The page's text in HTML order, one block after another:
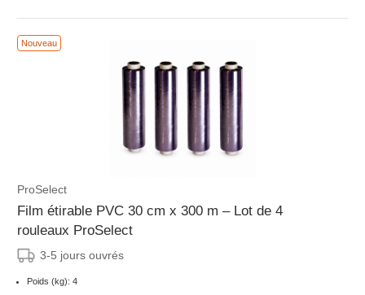
Nouveau
ProSelect
Film étirable PVC 30 cm x 300 m – Lot de 4
rouleaux ProSelect
3-5 jours ouvrés
Poids (kg): 4